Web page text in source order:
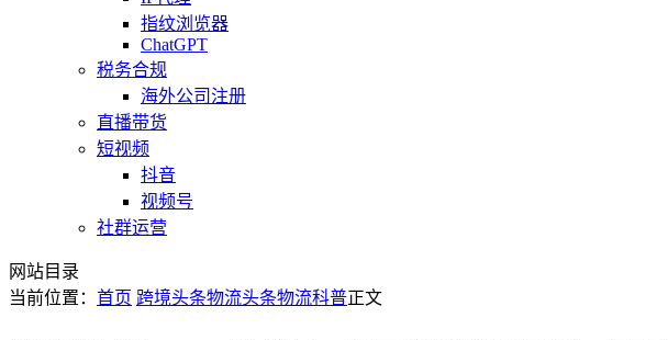
指纹浏览器
ChatGPT
税务合规
海外公司注册
直播带货
短视频
抖音
视频号
社群运营
网站目录
当前位置： 首页 跨境头条物流头条物流科普正文